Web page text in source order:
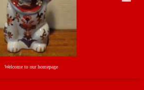
Welcome to our homepage